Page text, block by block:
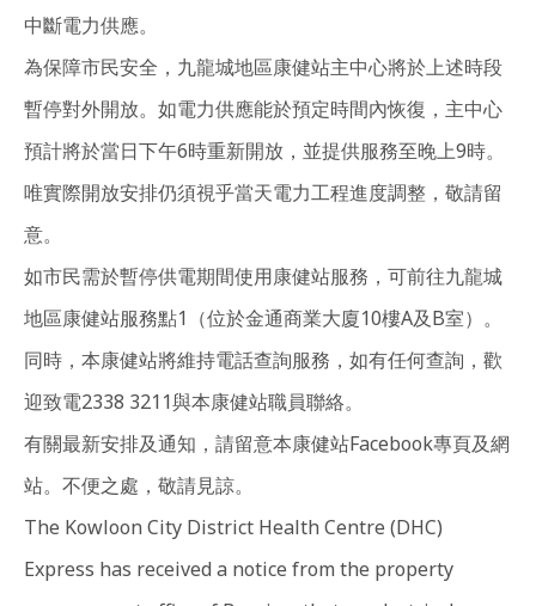
中斷電力供應。
為保障市民安全，九龍城地區康健站主中心將於上述時段
暫停對外開放。如電力供應能於預定時間內恢復，主中心
預計將於當日下午6時重新開放，並提供服務至晚上9時。
唯實際開放安排仍須視乎當天電力工程進度調整，敬請留
意。
如市民需於暫停供電期間使用康健站服務，可前往九龍城
地區康健站服務點1（位於金通商業大廈10樓A及B室）。
同時，本康健站將維持電話查詢服務，如有任何查詢，歡
迎致電2338 3211與本康健站職員聯絡。
有關最新安排及通知，請留意本康健站Facebook專頁及網
站。不便之處，敬請見諒。
The Kowloon City District Health Centre (DHC)
Express has received a notice from the property